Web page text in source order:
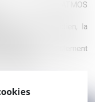
le cabinet ATMOS
au quotidien, la
social.
au bon déroulement